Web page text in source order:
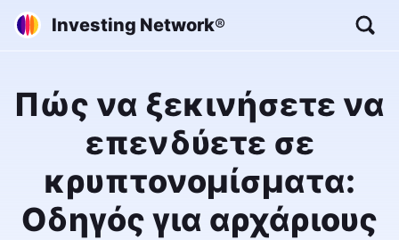
Investing Network®
Πώς να ξεκινήσετε να
επενδύετε σε
κρυπτονομίσματα:
Οδηγός για αρχάριους